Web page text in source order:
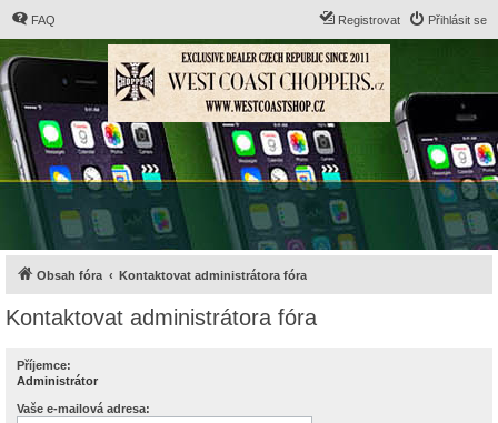
FAQ Přihlásit se
Registrovat
Obsah fóra Kontaktovat administrátora fóra
Kontaktovat administrátora fóra
Příjemce:
Administrátor
Vaše e-mailová adresa: